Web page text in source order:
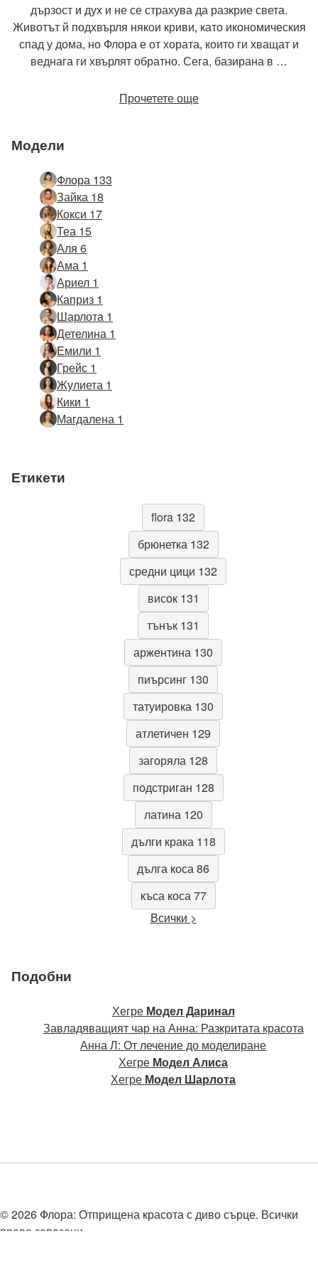
дързост и дух и не се страхува да разкрие света.
Животът й подхвърля някои криви, като икономическия
спад у дома, но Флора е от хората, които ги хващат и
веднага ги хвърлят обратно. Сега, базирана в …
Прочетете още
Модели
Флора 133
Зайка 18
Кокси 17
Теа 15
Аля 6
Ама 1
Ариел 1
Каприз 1
Шарлота 1
Детелина 1
Емили 1
Грейс 1
Жулиета 1
Кики 1
Магдалена 1
Етикети
flora 132
брюнетка 132
средни цици 132
висок 131
тънък 131
аржентина 130
пиърсинг 130
татуировка 130
атлетичен 129
загоряла 128
подстриган 128
латина 120
дълги крака 118
дълга коса 86
къса коса 77
Всички >
Подобни
Хегре Модел Даринал
Завладяващият чар на Анна: Разкритата красота
Анна Л: От лечение до моделиране
Хегре Модел Алиса
Хегре Модел Шарлота
© 2026 Флора: Отприщена красота с диво сърце. Всички
права запазени.